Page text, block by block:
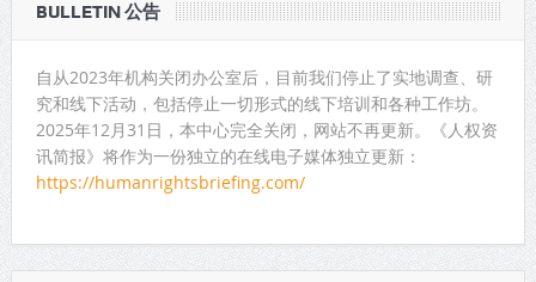
BULLETIN 公告
自从2023年机构关闭办公室后，目前我们停止了实地调查、研
究和线下活动，包括停止一切形式的线下培训和各种工作坊。
2025年12月31日，本中心完全关闭，网站不再更新。《人权资
讯简报》将作为一份独立的在线电子媒体独立更新：
https://humanrightsbriefing.com/